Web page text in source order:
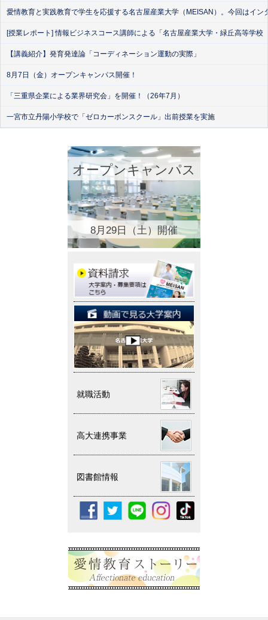
愛情教育と実践教育で学生を応援する名古屋産業大学（MEISAN）。今回はイ
[授業レポート] 情報ビジネスコース講師による「名古屋産業大学・緑丘高等学
【講義紹介】発育発達論「コーディネーション運動の実際」
8月7日（金）オープンキャンパス開催！
「三重県企業による業界研究会」を開催！（26年7月）
一宮市立丹陽小学校で「ゼロカーボンスクール」出前授業を実施
オープンキャンパス
8月29日（土）開催
就職活動
高大連携事業
図書館情報